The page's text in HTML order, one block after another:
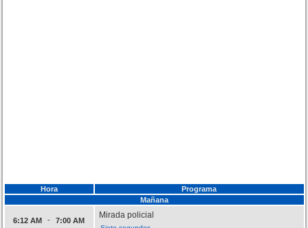
Hora
Programa
Mañana
6:12 AM - 7:00 AM
Mirada policial